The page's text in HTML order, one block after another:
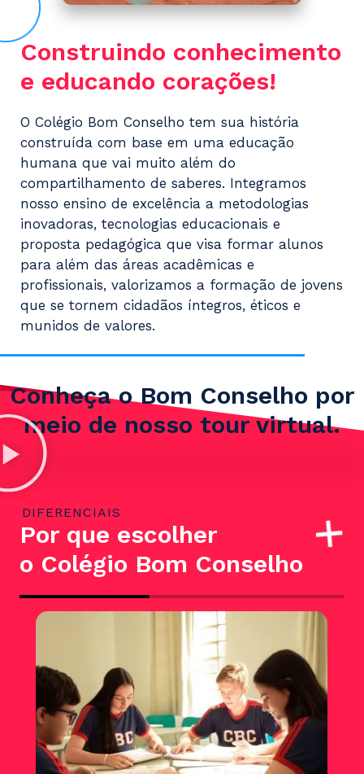
Construindo conhecimento
e educando corações!
O Colégio Bom Conselho tem sua história
construída com base em uma educação
humana que vai muito além do
compartilhamento de saberes. Integramos
nosso ensino de excelência a metodologias
inovadoras, tecnologias educacionais e
proposta pedagógica que visa formar alunos
para além das áreas acadêmicas e
profissionais, valorizamos a formação de jovens
que se tornem cidadãos íntegros, éticos e
munidos de valores.
Conheça o Bom Conselho por
meio de nosso tour virtual.
DIFERENCIAIS
Por que escolher
o Colégio Bom Conselho